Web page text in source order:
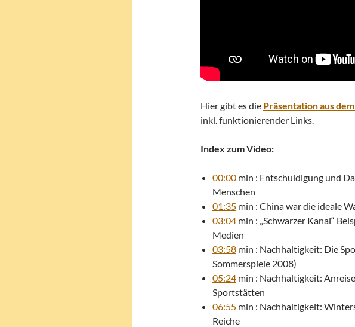
Hier gibt es die Präsentation aus
inkl. funktionierender Links.
Index zum Video:
00:00 min : Entschuldigung und
Menschen
01:35 min : China war die ideale
03:04 min : „Schwarzer Kanal“
Medien
03:58 min : Nachhaltigkeit: Die
Sommerspiele 2008)
05:24 min : Nachhaltigkeit:
Sportstätten
06:55 min : Nachhaltigkeit:
Reiche